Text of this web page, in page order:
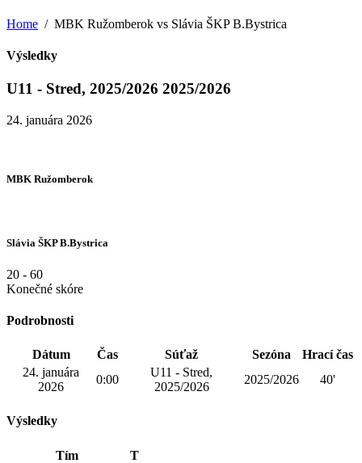
Home MBK Ružomberok vs Slávia ŠKP B.Bystrica
Výsledky
U11 - Stred, 2025/2026 2025/2026
24. januára 2026
MBK Ružomberok
Slávia ŠKP B.Bystrica
20 - 60
Konečné skóre
Podrobnosti
Dátum Čas Súťaž Sezóna
Hrací čas
24. januára
2026
0:00
U11 - Stred,
2025/2026
2025/2026 40'
Výsledky
Tím
T